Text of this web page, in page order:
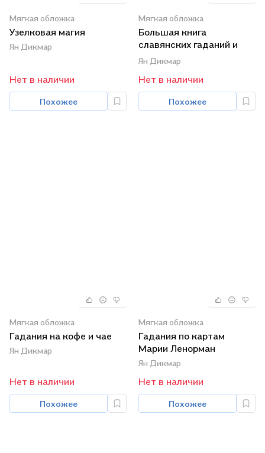
Мягкая обложка
Узелковая магия
Ян Дикмар
Нет в наличии
Похожее
Мягкая обложка
Большая книга
славянских гаданий и
предсказаний
Ян Дикмар
Нет в наличии
Похожее
Мягкая обложка
Гадания на кофе и чае
Ян Дикмар
Нет в наличии
Похожее
Мягкая обложка
Гадания по картам
Марии Ленорман
Ян Дикмар
Нет в наличии
Похожее